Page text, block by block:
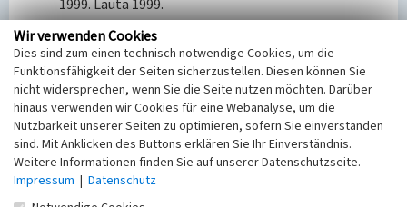
1999. Lauta 1999.
Bauherr / Auftraggeber:
Bauherr: VAW Lautawerk
BKM-Nummer:31000148
Ledigenheime Lauta Süd
Schlagwörter
Wir verwenden Cookies
Dies sind zum einen technisch notwendige Cookies, um die
Funktionsfähigkeit der Seiten sicherzustellen. Diesen können Sie
nicht widersprechen, wenn Sie die Seite nutzen möchten. Darüber
hinaus verwenden wir Cookies für eine Webanalyse, um die
Nutzbarkeit unserer Seiten zu optimieren, sofern Sie einverstanden
sind. Mit Anklicken des Buttons erklären Sie Ihr Einverständnis.
Weitere Informationen finden Sie auf unserer Datenschutzseite.
Impressum | Datenschutz